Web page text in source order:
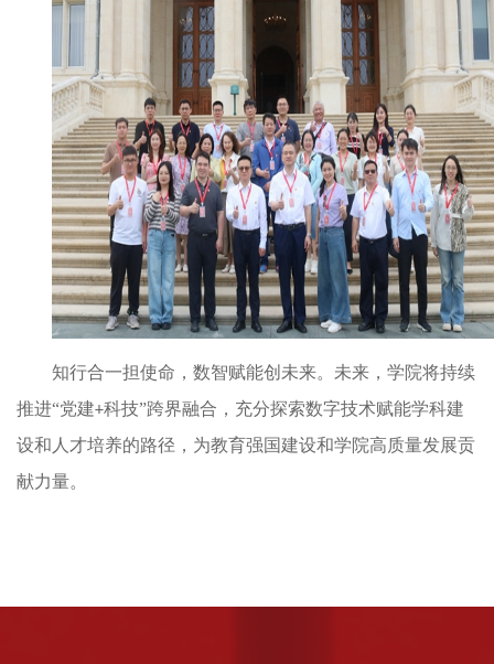
知行合一担使命，数智赋能创未来。 未来，学院将持续
推进“党建+科技”跨界融合， 充分探索数字技术赋能学科建
设和人才培养的路径， 为教育强国建设和学院高质量发展贡
献力量。